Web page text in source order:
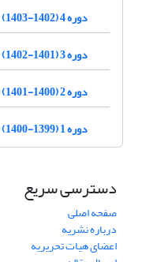
دوره 4 (1402-1403)
دوره 3 (1401-1402)
دوره 2 (1400-1401)
دوره 1 (1399-1400)
دسترسی سریع
صفحه اصلی
درباره نشریه
اعضای هیات تحریریه